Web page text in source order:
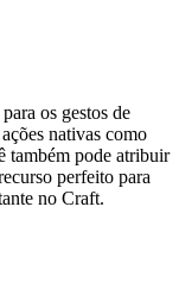
os gestos de
nativas como
também pode atribuir
perfeito para
no Craft.